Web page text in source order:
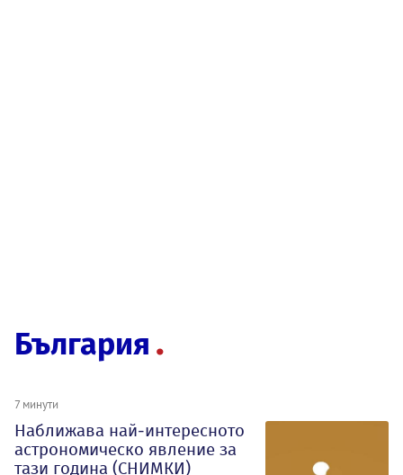
България
7 минути
Наближава най-интересното
астрономическо явление за
тази година (СНИМКИ)